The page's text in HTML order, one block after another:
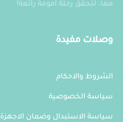
المنتج
معاً، لنحقق رحلة امومة رائعة!
وصلات مفيدة
الشروط والاحكام
سياسة الخصوصية
سياسة الاستبدال وضمان الاجهزة